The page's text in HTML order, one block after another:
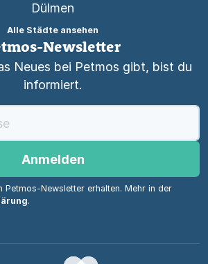
Dülmen
Alle Städte ansehen
Newsletter
Neues bei Petmos gibt, bist du
informiert.
Anmelden
Petmos-Newsletter erhalten. Mehr in der
.